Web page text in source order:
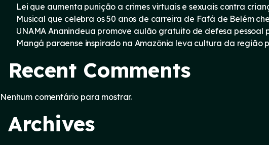
Lei que aumenta punição a crimes virtuais e sexuais contra
Musical que celebra os 50 anos de carreira de Fafá de Belém
UNAMA Ananindeua promove aulão gratuito de defesa pessoal
Mangá paraense inspirado na Amazônia leva cultura da região
Recent Comments
Nenhum comentário para mostrar.
Archives